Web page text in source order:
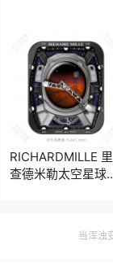
机械表盘.clock
17201
RICHARDMILLE 里
查德米勒太空星球
当浑浊